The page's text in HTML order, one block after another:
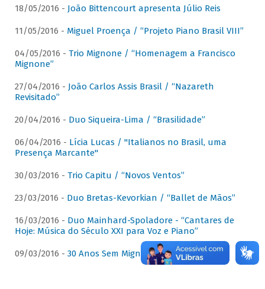
18/05/2016 - João Bittencourt apresenta Júlio Reis
11/05/2016 - Miguel Proença / “Projeto Piano Brasil VIII”
04/05/2016 - Trio Mignone / “Homenagem a Francisco
Mignone”
27/04/2016 - João Carlos Assis Brasil / “Nazareth
Revisitado”
20/04/2016 - Duo Siqueira-Lima / “Brasilidade”
06/04/2016 - Lícia Lucas / "Italianos no Brasil, uma
Presença Marcante"
30/03/2016 - Trio Capitu / “Novos Ventos”
23/03/2016 - Duo Bretas-Kevorkian / “Ballet de Mãos”
16/03/2016 - Duo Mainhard-Spoladore - “Cantares de
Hoje: Música do Século XXI para Voz e Piano”
09/03/2016 - 30 Anos Sem Mignone